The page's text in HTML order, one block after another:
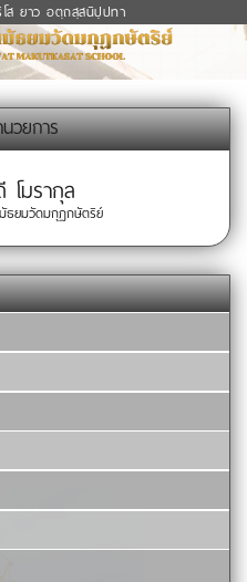
ส ยาว อตฺถสฺสนิปฺปทา
วยการ
โมรากุล
มัธยมวัดมกุฏกษัตริย์